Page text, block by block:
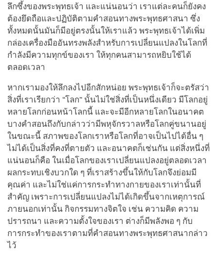
ลึกซึ้งของพระพุทธเจ้า และแน่นอนว่า เราแต่ละคนก็ยังคง
ต้องยึดถือและปฏิบัติตามคำสอนทางพระพุทธศาสนา ซึ่ง
ทั้งหมดนั้นมันก็มีอยู่ตรงนั้นให้เราแล้ว พระพุทธเจ้าได้เพิ่ม
กล่องเครื่องมืออันทรงพลังสำหรับการเปลี่ยนแปลงในโลกที่
กำลังมีความทุกข์ของเรา ให้ทุกคนสามารถหยิบใช้ได้
ตลอดเวลา
หากเรามองให้ลึกลงไปอีกสักหน่อย พระพุทธเจ้าก็จะตรัสว่า
สิ่งที่เราเรียกว่า “โลก” นั้นไม่ใช่สิ่งที่เป็นหนึ่งเดียว มีโลกอยู่
หลายโลกก่อนหน้าโลกนี้ และจะมีอีกหลายโลกในอนาคต
บางคำสอนถึงกับกล่าวว่ามีพหุจักรวาลหรือโลกคู่ขนานอยู่
ในขณะนี้ สภาพของโลกเราหรือโลกที่อาจเป็นไปได้อื่น ๆ
ไม่ได้เป็นสิ่งที่คงที่ตายตัว และอนาคตก็เช่นกัน แต่สิ่งหนึ่งที่
แน่นอนก็คือ ในเมื่อโลกของเราเปลี่ยนแปลงอยู่ตลอดเวลา
ผลกระทบเชิงบวกใด ๆ ที่เราสร้างขึ้นให้กับโลกจึงย่อมมี
คุณค่า และไม่ใช่แค่การกระทำทางกายของเราเท่านั้นที่
สำคัญ เพราะการเปลี่ยนแปลงไม่ได้เกิดขึ้นจากเหตุการณ์
ภายนอกเท่านั้น กิจกรรมทางจิตใจ เช่น ความคิด ความ
ปรารถนา และความตั้งใจของเรา ต่างก็มีพลังพอ ๆ กับ
การกระทำของเราตามที่คำสอนทางพระพุทธศาสนากล่าว
ไว้